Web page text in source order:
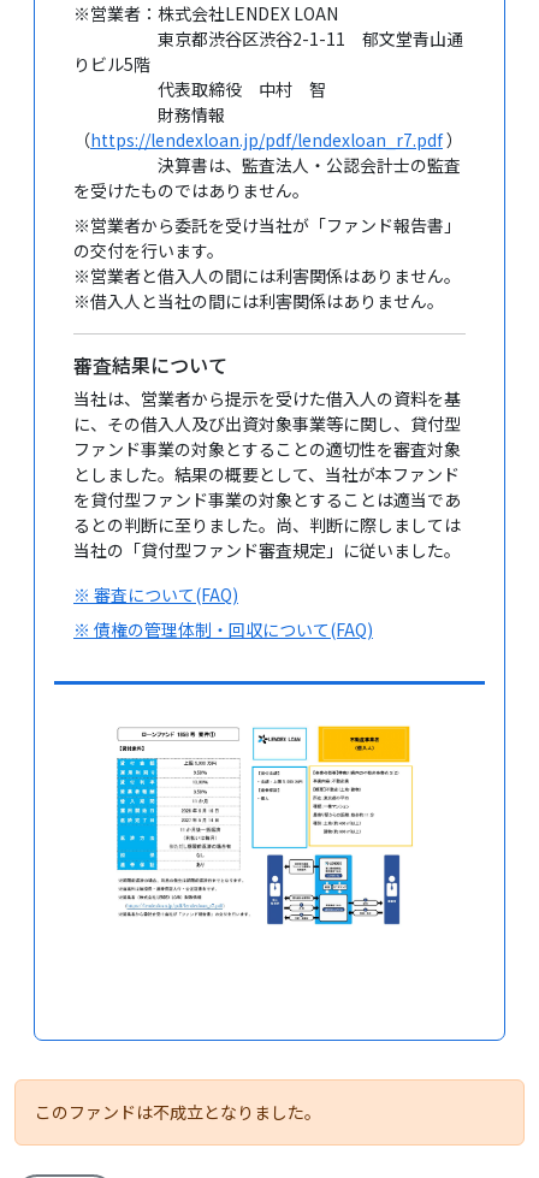
※営業者：株式会社LENDEX LOAN
東京都渋谷区渋谷2-1-11 郁文堂青山通
りビル5階
代表取締役 中村 智
財務情報
（https://lendexloan.jp/pdf/lendexloan_r7.pdf）
決算書は、監査法人・公認会計士の監査
を受けたものではありません。
※営業者から委託を受け当社が「ファンド報告書」
の交付を行います。
※営業者と借入人の間には利害関係はありません。
※借入人と当社の間には利害関係はありません。
審査結果について
当社は、営業者から提示を受けた借入人の資料を基
に、その借入人及び出資対象事業等に関し、貸付型
ファンド事業の対象とすることの適切性を審査対象
としました。結果の概要として、当社が本ファンド
を貸付型ファンド事業の対象とすることは適当であ
るとの判断に至りました。尚、判断に際しましては
当社の「貸付型ファンド審査規定」に従いました。
※ 審査について(FAQ)
※ 債権の管理体制・回収について(FAQ)
このファンドは不成立となりました。